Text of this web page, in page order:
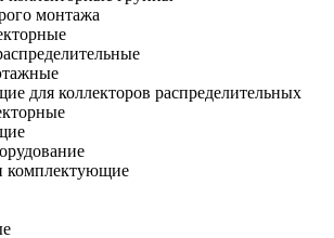
монтажа
для коллекторов распределительных
комплектующие